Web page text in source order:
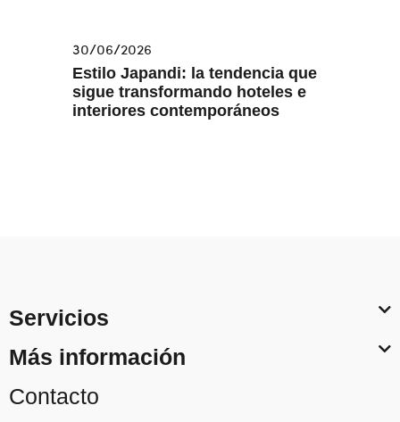
Estilo Japandi: la tendencia que
sigue transformando hoteles e
interiores contemporáneos
30/06/2026
Servicios
Más información
Contacto